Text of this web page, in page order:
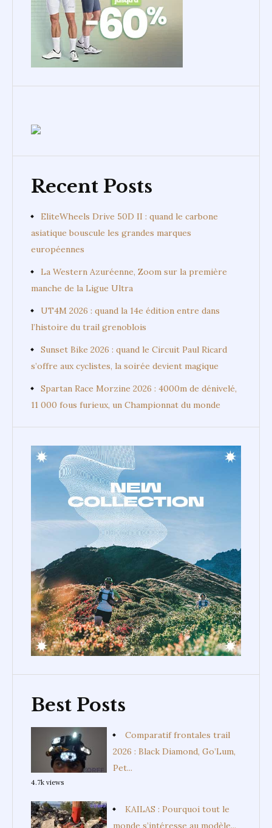
Recent Posts
EliteWheels Drive 50D II : quand le carbone
asiatique bouscule les grandes marques
européennes
La Western Azuréenne, Zoom sur la première
manche de la Ligue Ultra
UT4M 2026 : quand la 14e édition entre dans
l’histoire du trail grenoblois
Sunset Bike 2026 : quand le Circuit Paul Ricard
s’offre aux cyclistes, la soirée devient magique
Spartan Race Morzine 2026 : 4000m de dénivelé,
11 000 fous furieux, un Championnat du monde
Best Posts
Comparatif frontales trail
2026 : Black Diamond, Go’Lum,
Pet...
4.7k views
KAILAS : Pourquoi tout le
monde s’intéresse au modèle...